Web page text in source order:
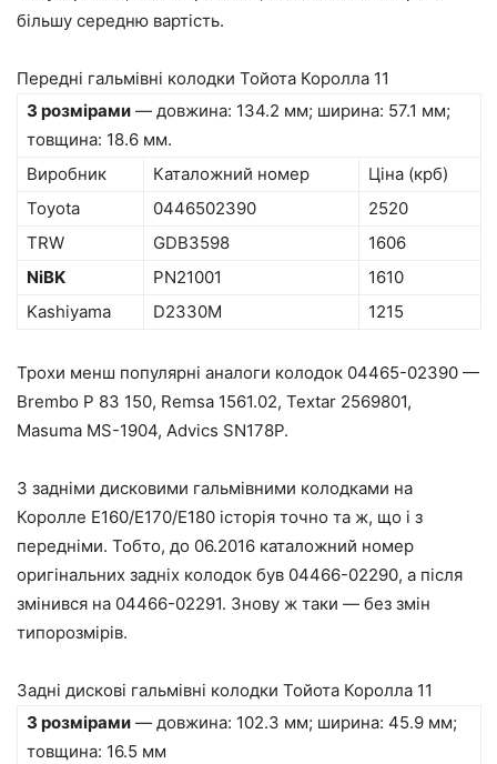
більшу середню вартість.
Передні гальмівні колодки Тойота Королла 11
З розмірами — довжина: 134.2 мм; ширина: 57.1 мм;
товщина: 18.6 мм.
Виробник
Каталожний номер
Ціна (крб)
Toyota
0446502390
2520
TRW
GDB3598
1606
NiBK
PN21001
1610
Kashiyama
D2330M 1215
Трохи менш популярні аналоги колодок 04465-02390 —
Brembo P 83 150, Remsa 1561.02, Textar 2569801,
Masuma MS-1904, Advics SN178P.
З задніми дисковими гальмівними колодками на
Королле E160/E170/E180 історія точно та ж, що і з
передніми. Тобто, до 06.2016 каталожний номер
оригінальних задніх колодок був 04466-02290, а після
змінився на 04466-02291. Знову ж таки — без змін
типорозмірів.
Задні дискові гальмівні колодки Тойота Королла 11
З розмірами — довжина: 102.3 мм; ширина: 45.9 мм;
товщина: 16.5 мм